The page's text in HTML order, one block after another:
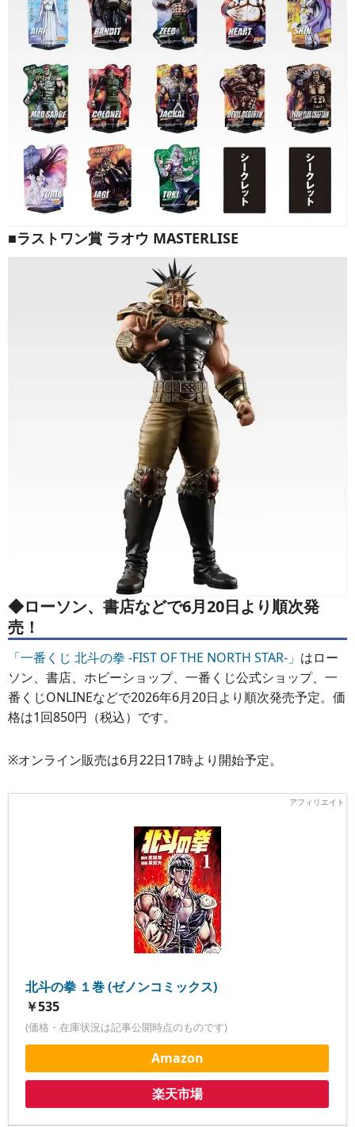
■ラストワン賞 ラオウ MASTERLISE
◆ローソン、書店などで6月20日より順次発
売！
「一番くじ 北斗の拳 -FIST OF THE NORTH STAR-」 はロー
ソン、書店、ホビーショップ、一番くじ公式ショップ、一
番くじONLINEなどで2026年6月20日より順次発売予定。価
格は1回850円（税込）です。
※オンライン販売は6月22日17時より開始予定。
北斗の拳 １巻 (ゼノンコミックス)
￥535
(価格・在庫状況は記事公開時点のものです)
Amazon
楽天市場